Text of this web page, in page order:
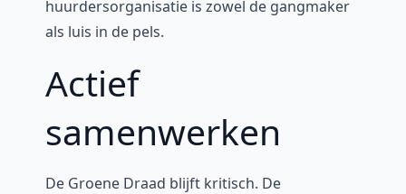
huurdersorganisatie is zowel de gangmaker
als luis in de pels.
Actief
samenwerken
De Groene Draad blijft kritisch. De